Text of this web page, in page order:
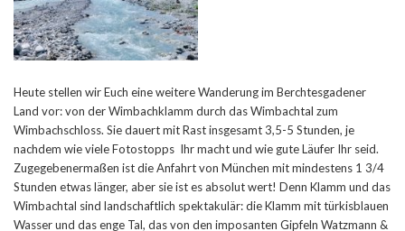
Heute stellen wir Euch eine weitere Wanderung im Berchtesgadener
Land vor: von der Wimbachklamm durch das Wimbachtal zum
Wimbachschloss. Sie dauert mit Rast insgesamt 3,5-5 Stunden, je
nachdem wie viele Fotostopps Ihr macht und wie gute Läufer Ihr seid.
Zugegebenermaßen ist die Anfahrt von München mit mindestens 1 3/4
Stunden etwas länger, aber sie ist es absolut wert! Denn Klamm und das
Wimbachtal sind landschaftlich spektakulär: die Klamm mit türkisblauen
Wasser und das enge Tal, das von den imposanten Gipfeln Watzmann &